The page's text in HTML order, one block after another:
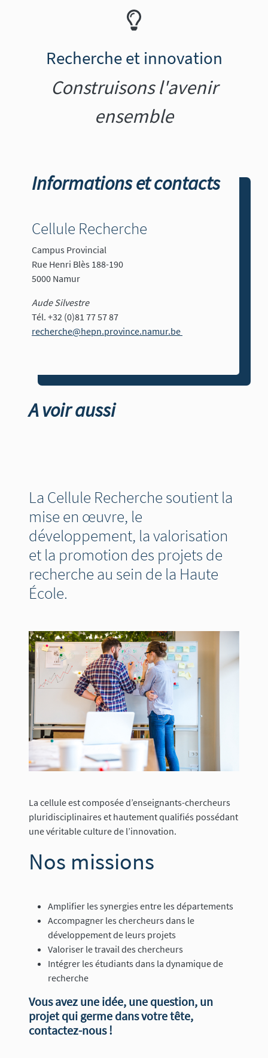
Recherche et innovation
Construisons l'avenir
ensemble
La Cellule Recherche soutient la
mise en œuvre, le
développement, la valorisation
et la promotion des projets de
recherche au sein de la Haute
École.
Image
La cellule est composée d’enseignants-chercheurs
pluridisciplinaires et hautement qualifiés possédant
une véritable culture de l’innovation.
Nos missions
Amplifier les synergies entre les départements
Accompagner les chercheurs dans le
développement de leurs projets
Valoriser le travail des chercheurs
Intégrer les étudiants dans la dynamique de
recherche
Vous avez une idée, une question, un
projet qui germe dans votre tête,
contactez-nous !
Informations et contacts
Cellule Recherche
Campus Provincial
Rue Henri Blès 188-190
5000 Namur
Aude Silvestre
Tél. +32 (0)81 77 57 87
recherche@hepn.province.namur.be
A voir aussi